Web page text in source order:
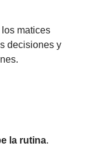
matices
decisiones y
la rutina.